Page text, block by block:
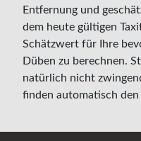
Entfernung und
dem heute gültigen
Schätzwert für Ihre
Düben zu berechnen.
natürlich nicht
finden automatisch